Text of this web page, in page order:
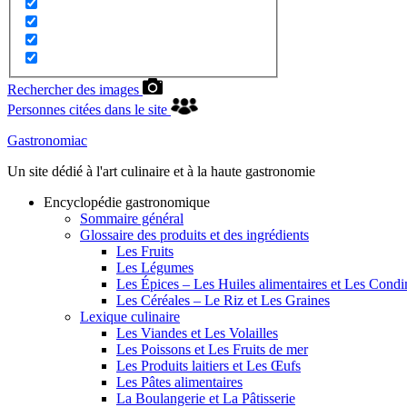
Rechercher des images
Personnes citées dans le site
Gastronomiac
Un site dédié à l'art culinaire et à la haute gastronomie
Encyclopédie gastronomique
Sommaire général
Glossaire des produits et des ingrédients
Les Fruits
Les Légumes
Les Épices – Les Huiles alimentaires et Les
Les Céréales – Le Riz et Les Graines
Lexique culinaire
Les Viandes et Les Volailles
Les Poissons et Les Fruits de mer
Les Produits laitiers et Les Œufs
Les Pâtes alimentaires
La Boulangerie et La Pâtisserie